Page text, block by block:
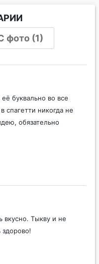
фото (1)
буквально во все
спагетти никогда не
обязательно
вкусно. Тыкву и не
здорово!